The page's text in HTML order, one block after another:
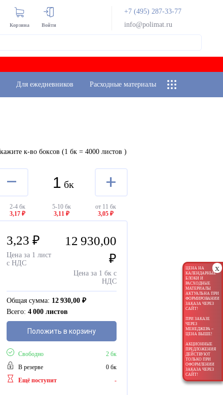
Корзина Войти
+7 (495) 287-33-77
info@polimat.ru
Для ежедневников Расходные материалы
x
ЦЕНА НА
КАЛЕНДАРНЫЕ
БЛОКИ И
РАСХОДНЫЕ
МАТЕРИАЛЫ
АКТУАЛЬНА ПРИ
ФОРМИРОВАНИИ
ЗАКАЗА ЧЕРЕЗ
САЙТ!
ПРИ ЗАКАЗЕ
ЧЕРЕЗ
МЕНЕДЖЕРА –
ЦЕНА ВЫШЕ!
АКЦИОННЫЕ
ПРЕДЛОЖЕНИЯ
ДЕЙСТВУЮТ
ТОЛЬКО ПРИ
ОФОРМЛЕНИИ
ЗАКАЗА ЧЕРЕЗ
САЙТ!
к-во боксов (1 бк = 4000 листов )
– бк +
2-4 бк
3,17 ₽
5-10 бк
3,11 ₽
от 11 бк
3,05 ₽
3,23 ₽
Цена за 1 лист
с НДС
12 930,00
₽
Цена за 1 бк с
НДС
Общая сумма: 12 930,00₽
Всего: 4 000 листов
Положить в корзину
Свободно
2 бк
В резерве
0 бк
Ещё поступит
-